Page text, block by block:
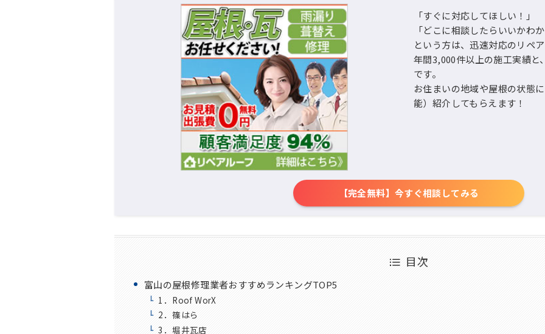
「すぐに対応してほしい！」
「どこに相談したらいいかわ
という方は、迅速対応のリペ
年間3,000件以上の施工実績と
です。
お住まいの地域や屋根の状態
能）紹介してもらえます！
【完全無料】今すぐ相談してみる
目次
富山の屋根修理業者おすすめランキングTOP5
1．Roof WorX
2．篠はら
3．堀井瓦店